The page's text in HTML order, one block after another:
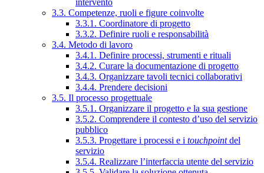
intervento
3.3. Competenze, ruoli e figure coinvolte
3.3.1. Coordinatore di progetto
3.3.2. Definire ruoli e responsabilità
3.4. Metodo di lavoro
3.4.1. Definire processi, strumenti e rituali
3.4.2. Curare la documentazione di progetto
3.4.3. Organizzare tavoli tecnici collaborativi
3.4.4. Prendere decisioni
3.5. Il processo progettuale
3.5.1. Organizzare il progetto e la sua gestione
3.5.2. Comprendere il contesto d’uso del servizio
pubblico
3.5.3. Progettare i processi e i touchpointdel
servizio
3.5.4. Realizzare l’interfaccia utente del servizio